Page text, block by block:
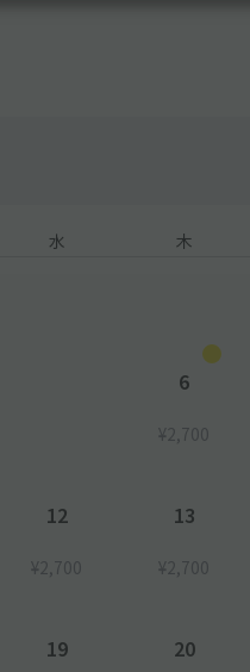
動車は利用できない可能性あり
できない可能性あり
水 木
6
¥2,700
12
¥2,700
13
¥2,700
19 20